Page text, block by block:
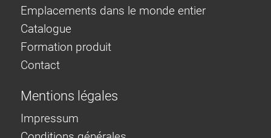
Emplacements dans le monde entier
Catalogue
Formation produit
Contact
Mentions légales
Impressum